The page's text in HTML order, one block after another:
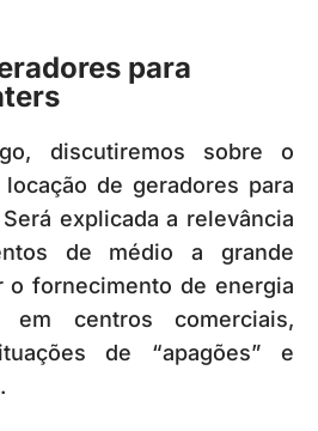
para
discutiremos sobre o
de geradores para
explicada a relevância
de médio a grande
o fornecimento de energia
em centros comerciais,
de “apagões” e